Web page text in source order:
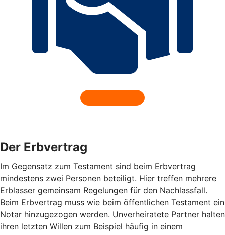
Der Erbvertrag
Im Gegensatz zum Testament sind beim Erbvertrag
mindestens zwei Personen beteiligt. Hier treffen mehrere
Erblasser gemeinsam Regelungen für den Nachlassfall.
Beim Erbvertrag muss wie beim öffentlichen Testament ein
Notar hinzugezogen werden. Unverheiratete Partner halten
ihren letzten Willen zum Beispiel häufig in einem